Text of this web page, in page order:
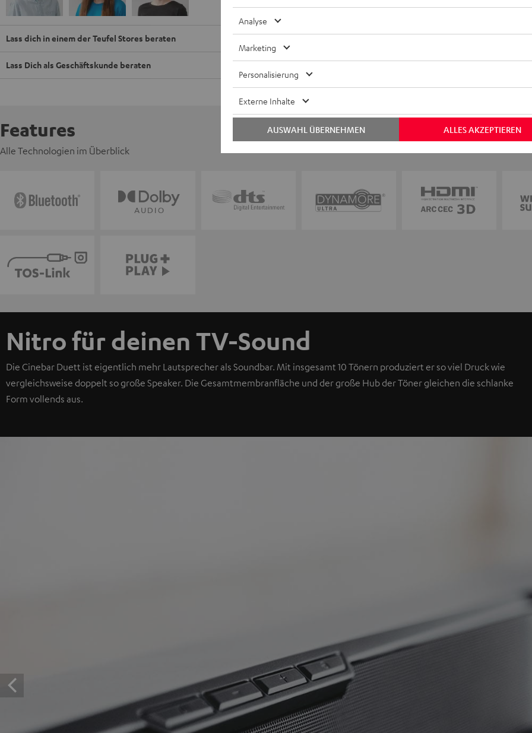
Lass dich in einem der Teufel Stores beraten
Lass Dich als Geschäftskunde beraten
Features
Alle Technologien im Überblick
Nitro für deinen TV-Sound
Die Cinebar Duett ist eigentlich mehr Lautsprecher als Soundbar. Mit insgesamt 10 Tönern produziert er so viel Druck wie
vergleichsweise doppelt so große Speaker. Die Gesamtmembranfläche und der große Hub der Töner gleichen die schlanke
Form vollends aus.
Analyse
Marketing
Personalisierung
Externe Inhalte
ALLES AKZEPTIEREN
AUSWAHL ÜBERNEHMEN